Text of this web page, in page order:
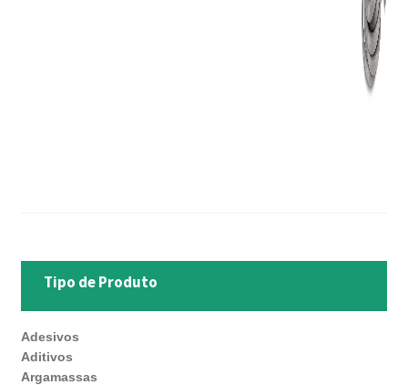
Tipo de Produto
Adesivos
Aditivos
Argamassas